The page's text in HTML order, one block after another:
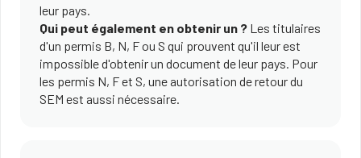
leur pays.
Qui peut également en obtenir un ? Les titulaires
d'un permis B, N, F ou S qui prouvent qu'il leur est
impossible d'obtenir un document de leur pays. Pour
les permis N, F et S, une autorisation de retour du
SEM est aussi nécessaire.